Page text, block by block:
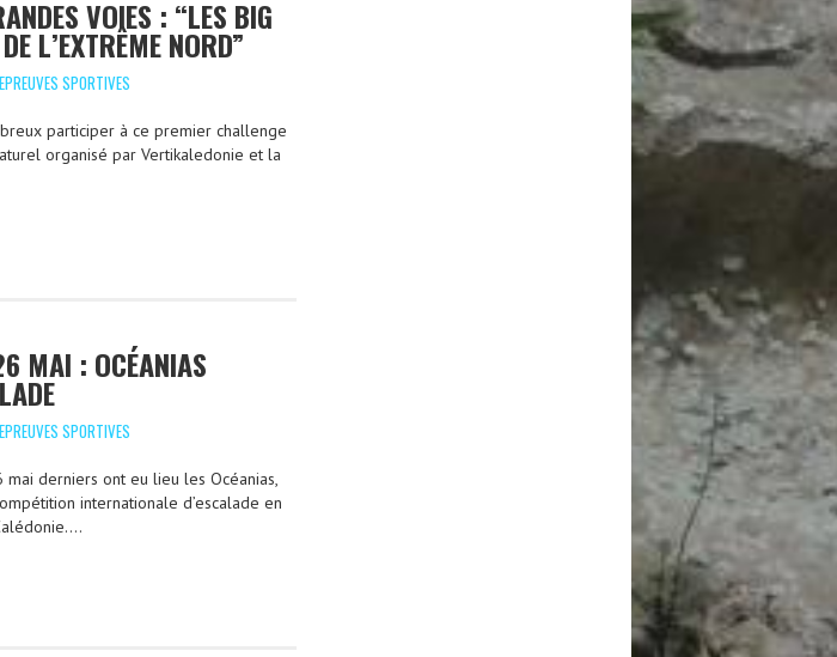
VOIES : “LES BIG
L’EXTRÊME NORD”
EPREUVES SPORTIVES
participer à ce premier challenge
organisé par Vertikaledonie et la
MAI : OCÉANIAS
EPREUVES SPORTIVES
mai derniers ont eu lieu les Océanias,
internationale d’escalade en